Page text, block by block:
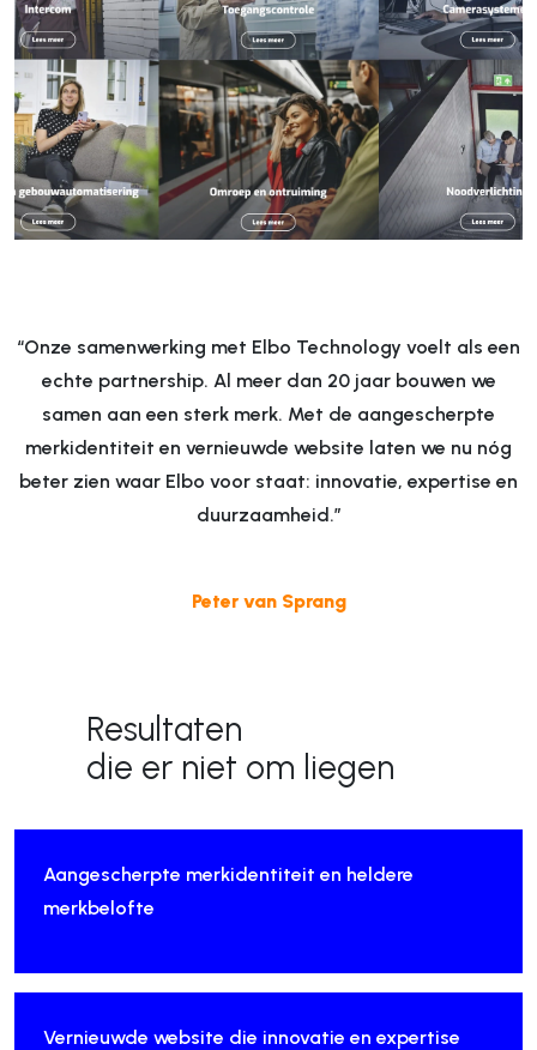
“Onze samenwerking met Elbo Technology voelt als een
echte partnership. Al meer dan 20 jaar bouwen we
samen aan een sterk merk. Met de aangescherpte
merkidentiteit en vernieuwde website laten we nu nóg
beter zien waar Elbo voor staat: innovatie, expertise en
duurzaamheid.”
Peter van Sprang
Resultaten
die er niet om liegen
Aangescherpte merkidentiteit en heldere
merkbelofte
Vernieuwde website die innovatie en expertise